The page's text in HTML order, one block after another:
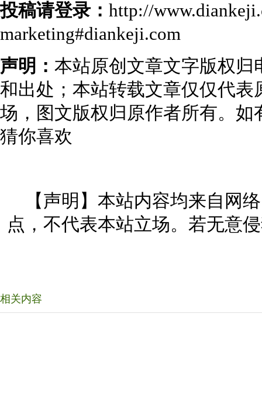
投稿请登录： http://
marketing#diankeji.com
声明： 本站原创文章文字版权
和出处；本站转载文章仅仅代
场，图文版权归原作者所有。
猜你喜欢
【声明】本站内容均来自网
点，不代表本站立场。若无意
相关内容